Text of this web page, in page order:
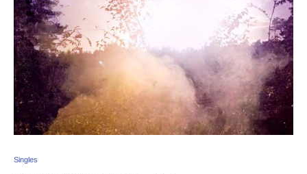
Singles